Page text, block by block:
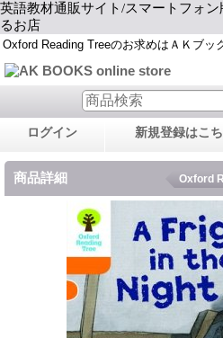
英語教材通販サイト/スマートフォ
るお店
Oxford Reading Treeのお求めはＡＫブッ
ログイン 新規登録はこ
商品詳細 Oxford